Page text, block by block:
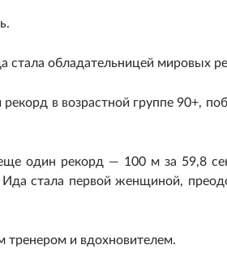
обладательницей мировых
в возрастной группе 90+,
один рекорд — 100 м за 59,8
стала первой женщиной,
и вдохновителем.